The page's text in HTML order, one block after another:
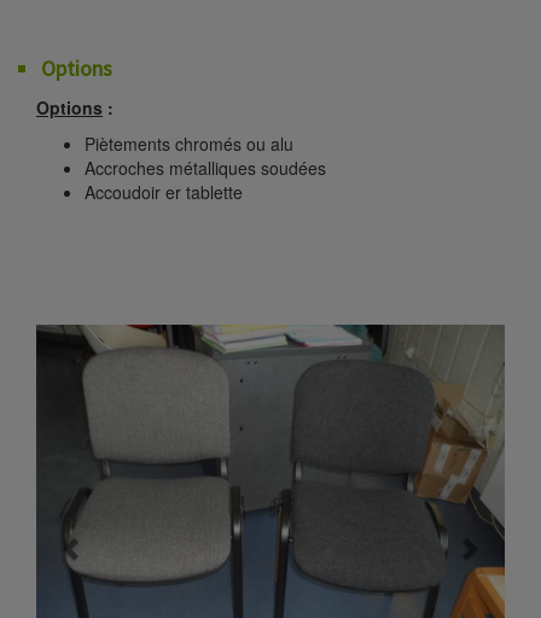
Options
Options :
Piètements chromés ou alu
Accroches métalliques soudées
Accoudoir er tablette
Next